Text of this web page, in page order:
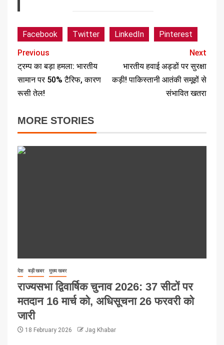
Facebook Twitter LinkedIn
Pinterest
Previous
ट्रम्प का बड़ा हमला: भारतीय
सामान पर 50% टैरिफ, कारण
रूसी तेल!
Next
भारतीय हवाई अड्डों पर सुरक्षा
कड़ी! पाकिस्तानी आतंकी समूहों से
संभावित खतरा
MORE STORIES
देश बड़ी खबर मुख्य खबर
राज्यसभा द्विवार्षिक चुनाव 2026: 37 सीटों पर
मतदान 16 मार्च को, अधिसूचना 26 फरवरी को
जारी
18 February 2026 Jag Khabar